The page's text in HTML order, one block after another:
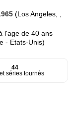
(Los Angeles, ,
l'age de 40 ans
- Etats-Unis)
44
séries tournés